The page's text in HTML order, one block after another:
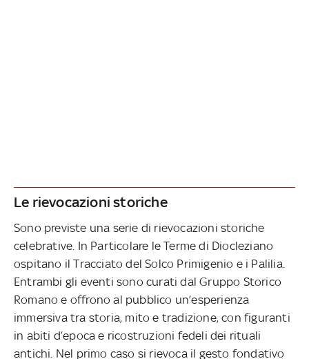
Le rievocazioni storiche
Sono previste una serie di rievocazioni storiche
celebrative. In Particolare le Terme di Diocleziano
ospitano il Tracciato del Solco Primigenio e i Palilia.
Entrambi gli eventi sono curati dal Gruppo Storico
Romano e offrono al pubblico un’esperienza
immersiva tra storia, mito e tradizione, con figuranti
in abiti d’epoca e ricostruzioni fedeli dei rituali
antichi. Nel primo caso si rievoca il gesto fondativo